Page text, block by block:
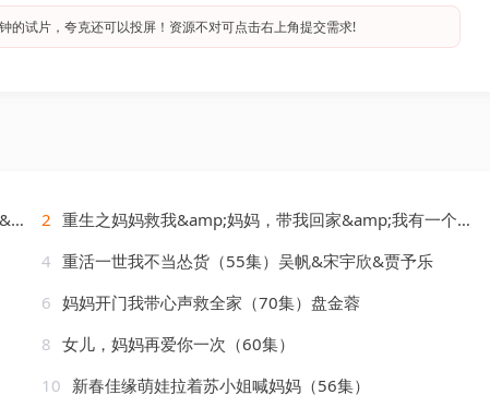
的试片，夸克还可以投屏！资源不对可点击右上角提交需求!
2 重生之妈妈救我&amp;妈妈，带我回家&amp;我有一个特工妈妈
4 重活一世我不当怂货（55集）吴帆&宋宇欣&贾予乐
6 妈妈开门我带心声救全家（70集）盘金蓉
8 女儿，妈妈再爱你一次（60集）
10 新春佳缘萌娃拉着苏小姐喊妈妈（56集）